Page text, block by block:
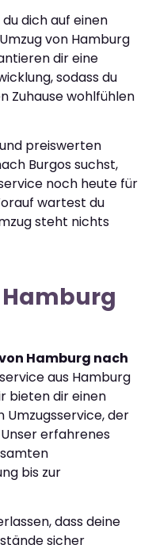
dich auf einen
von Hamburg
dir eine
sodass du
Zuhause wohlfühlen
preiswerten
Burgos suchst,
noch heute für
wartest du
steht nichts
Hamburg nach
aus Hamburg
bieten dir einen
Umzugsservice, der
erfahrenes
bis zur
dass deine
sicher